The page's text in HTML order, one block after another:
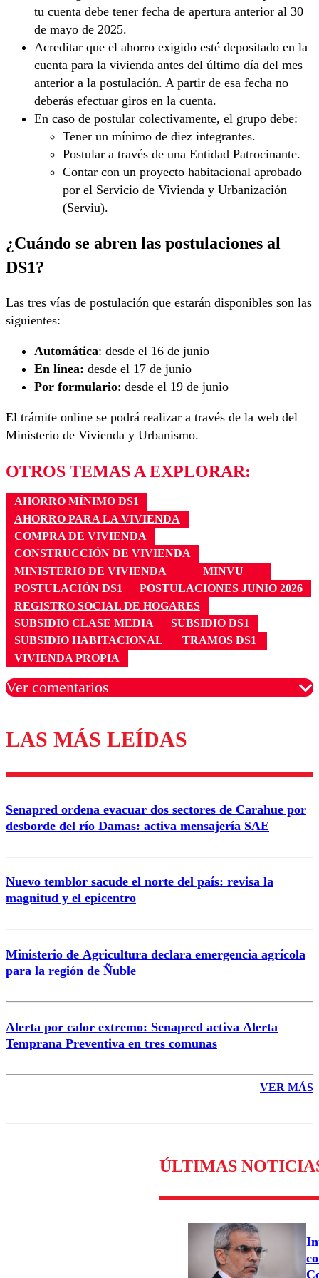
tu cuenta debe tener fecha de apertura anterior al 30
de mayo de 2025.
Acreditar que el ahorro exigido esté depositado en la
cuenta para la vivienda antes del último día del mes
anterior a la postulación. A partir de esa fecha no
deberás efectuar giros en la cuenta.
En caso de postular colectivamente, el grupo debe:
Tener un mínimo de diez integrantes.
Postular a través de una Entidad Patrocinante.
Contar con un proyecto habitacional aprobado
por el Servicio de Vivienda y Urbanización
(Serviu).
¿Cuándo se abren las postulaciones al
DS1?
Las tres vías de postulación que estarán disponibles son las
siguientes:
Automática: desde el 16 de junio
En línea: desde el 17 de junio
Por formulario: desde el 19 de junio
El trámite online se podrá realizar a través de la web del
Ministerio de Vivienda y Urbanismo.
OTROS TEMAS A EXPLORAR:
AHORRO MÍNIMO DS1
AHORRO PARA LA VIVIENDA
COMPRA DE VIVIENDA
CONSTRUCCIÓN DE VIVIENDA
MINISTERIO DE VIVIENDA
MINVU
POSTULACIÓN DS1
POSTULACIONES JUNIO 2026
REGISTRO SOCIAL DE HOGARES
SUBSIDIO CLASE MEDIA
SUBSIDIO DS1
SUBSIDIO HABITACIONAL
TRAMOS DS1
VIVIENDA PROPIA
Ver comentarios
Los comentarios son moderados para garantizar un
diálogo respetuoso.
Correo
LAS MÁS LEÍDAS
Senapred ordena evacuar dos sectores de Carahue por
desborde del río Damas: activa mensajería SAE
Nuevo temblor sacude el norte del país: revisa la
magnitud y el epicentro
Ministerio de Agricultura declara emergencia agrícola
para la región de Ñuble
Alerta por calor extremo: Senapred activa Alerta
Temprana Preventiva en tres comunas
VER MÁS
ÚLTIMAS